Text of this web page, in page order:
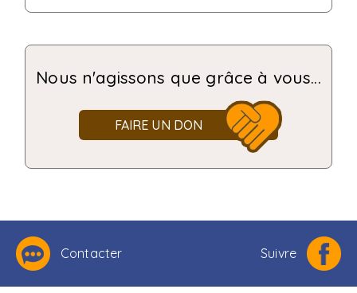
Nous n'agissons que grâce à vous...
FAIRE UN DON
Contacter Suivre